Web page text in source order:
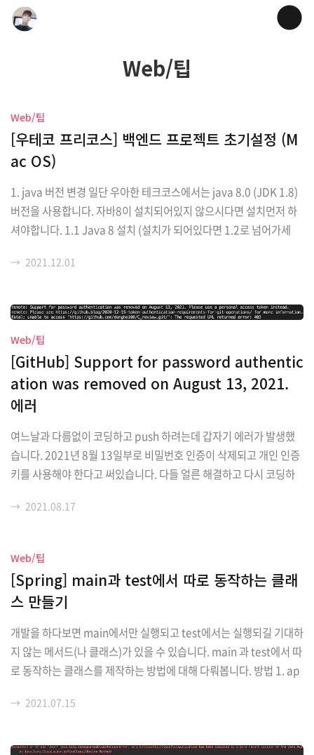
Web/팁
Web/팁
[우테코 프리코스] 백엔드 프로젝트 초기설정 (M
ac OS)
1. java 버전 변경 일단 우아한 테크코스에서는 java 8.0 (JDK 1.8)
버전을 사용합니다. 자바8이 설치되어있지 않으시다면 설치먼저 하
셔야합니다. 1.1 Java 8 설치 (설치가 되어있다면 1.2로 넘어가세
까지는 담지않을게요! https://gilu-world.tistory.com/72 OS X
환경변수 설정 안녕하세요. 이번 글에서는 자바를 사용하기 위해 가
장 먼저 해야 하는 JDK 환경변수를 맥 OS에서 설정하는 방법을 소개
하도록 하겠습니다. 준비물 - JDK 파일 - 오라클 gilu-world.tistory.
com 1.2 터미널 Ja..
→ 2021.12.01
Web/팁
[GitHub] Support for password authentic
ation was removed on August 13, 2021.
에러
여느날과 다름없이 코딩하고 push 하려는데 갑자기 에러가 발생했
습니다. 2021년 8월 13일부로 비밀번호 인증이 삭제되고 개인 인증
키를 사용해야 한다고 써있습니다. 다들 얼른 해결하고 다시 코딩하
다. 1. 깃허브 Token 발급받기 깃허브 홈페이지에서 프로필을 클릭
onal access tokens 클릭 Generate new token 클릭 내가 알아
볼 수 있는 token 이름과 필요한 권한에 체크해주고 맨 아래 Genera
te token을 클릭해줍니다. 토큰발급완료 2. push할때 토큰 같이 입
력해주기 이런식으로 push할 리포지토리주소 사이..
→ 2021.08.17
Web/팁
[Spring] main과 test에서 따로 동작하는 클래
스 만들기
개발을 하다보면 main에서만 실행되고 test에서는 실행되길 기대하
지 않는 메서드(나 클래스)가 있을 수 있습니다. main 과 test에서 따
로 동작하는 클래스를 제작하는 방법에 대해 다뤄봅니다. 방법 1. ap
ive 이름을 다르게 지정합니다. main의 application.yml spring:
es: active: test ... 2. main에서만 실행되길 기대하는 클래스에 @
→ 2021.07.15